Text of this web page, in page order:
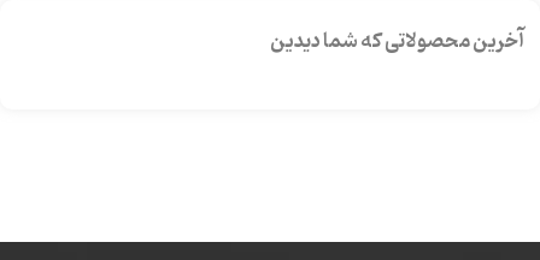
آخرین محصولاتی که شما دیدین